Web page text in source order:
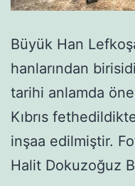
Büyük Han
hanlarından
tarihi anlamda
Kıbrıs
inşaa edilmiştir.
Halit Dokuzoğuz